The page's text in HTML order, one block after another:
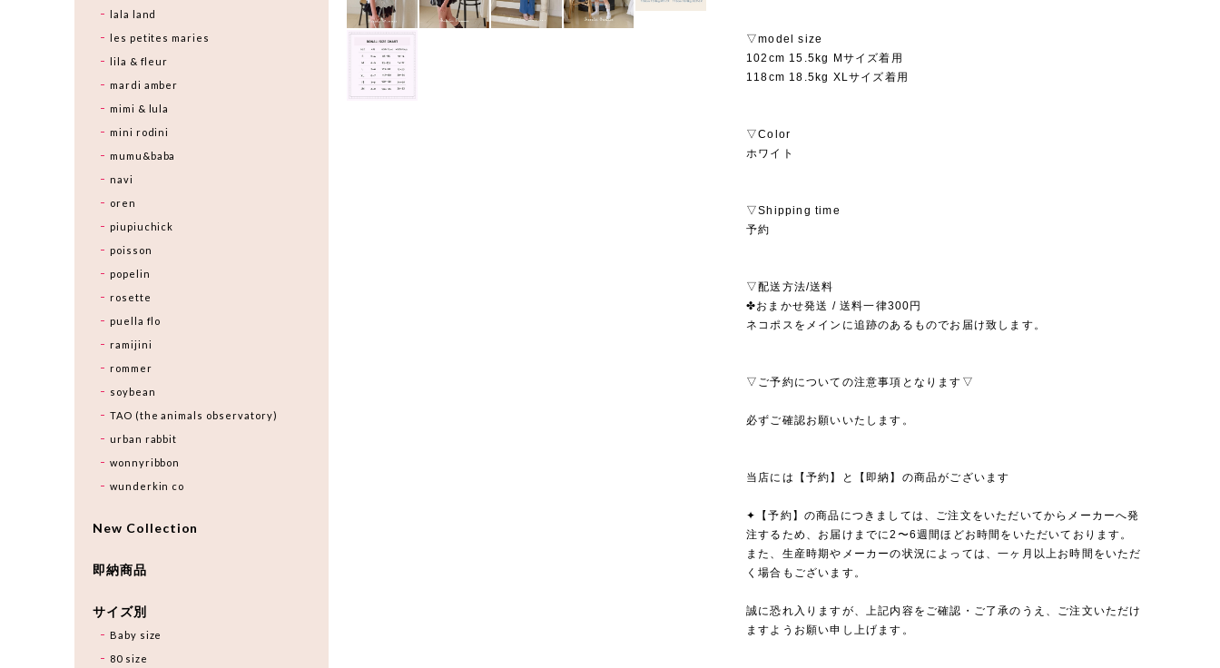
▽model size
102cm 15.5kg Mサイズ着用
118cm 18.5kg XLサイズ着用
▽Color
ホワイト
▽Shipping time
予約
▽配送方法/送料
✤おまかせ発送 / 送料一律300円
ネコポスをメインに追跡のあるものでお届け致します。
▽ご予約についての注意事項となります▽
必ずご確認お願いいたします。
当店には【予約】と【即納】の商品がございます
✦【予約】の商品につきましては、ご注文をいただいてからメーカーへ発
注するため、お届けまでに2〜6週間ほどお時間をいただいております。
また、生産時期やメーカーの状況によっては、一ヶ月以上お時間をいただ
く場合もございます。
誠に恐れ入りますが、上記内容をご確認・ご了承のうえ、ご注文いただけ
ますようお願い申し上げます。
lala land
les petites maries
lila & fleur
mardi amber
mimi & lula
mini rodini
mumu&baba
navi
oren
piupiuchick
poisson
popelin
rosette
puella flo
ramijini
rommer
soybean
TAO (the animals observatory)
urban rabbit
wonnyribbon
wunderkin co
New Collection
即納商品
サイズ別
Baby size
80 size